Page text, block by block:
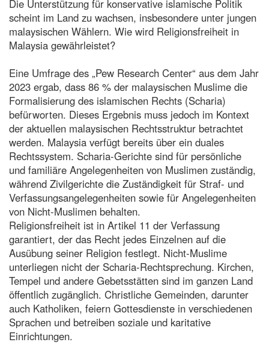
Die Unterstützung für konservative islamische Politik
scheint im Land zu wachsen, insbesondere unter jungen
malaysischen Wählern. Wie wird Religionsfreiheit in
Malaysia gewährleistet?
Eine Umfrage des „Pew Research Center“ aus dem Jahr
2023 ergab, dass 86 % der malaysischen Muslime die
Formalisierung des islamischen Rechts (Scharia)
befürworten. Dieses Ergebnis muss jedoch im Kontext
der aktuellen malaysischen Rechtsstruktur betrachtet
werden. Malaysia verfügt bereits über ein duales
Rechtssystem. Scharia-Gerichte sind für persönliche
und familiäre Angelegenheiten von Muslimen zuständig,
während Zivilgerichte die Zuständigkeit für Straf- und
Verfassungsangelegenheiten sowie für Angelegenheiten
von Nicht-Muslimen behalten.
Religionsfreiheit ist in Artikel 11 der Verfassung
garantiert, der das Recht jedes Einzelnen auf die
Ausübung seiner Religion festlegt. Nicht-Muslime
unterliegen nicht der Scharia-Rechtsprechung. Kirchen,
Tempel und andere Gebetsstätten sind im ganzen Land
öffentlich zugänglich. Christliche Gemeinden, darunter
auch Katholiken, feiern Gottesdienste in verschiedenen
Sprachen und betreiben soziale und karitative
Einrichtungen.